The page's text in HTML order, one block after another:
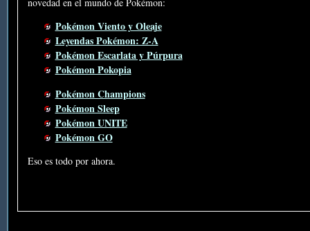
Pokémon Viento y Oleaje
Leyendas Pokémon: Z-A
Pokémon Escarlata y Púrpura
Pokémon Pokopia
Pokémon Champions
Pokémon Sleep
Pokémon UNITE
Pokémon GO
Eso es todo por ahora.